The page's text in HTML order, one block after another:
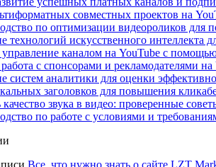
совместных проектов на
по оптимизации видеороликов для
технологий искусственного интеллекта
каналом на YouTube с
с спонсорами и рекламодателями
систем аналитики для оценки
заголовков для повышения
звука в видео: проверенные
по работе с условиями и